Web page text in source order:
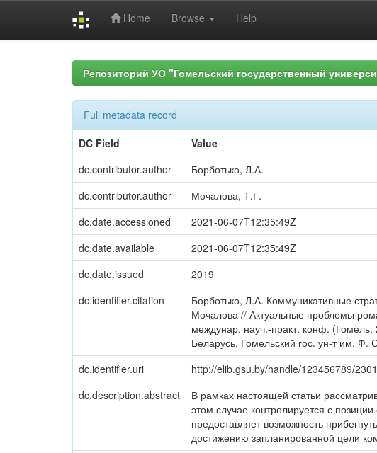
Home Browse Help
Репозиторий УО "Гомельский государственный
Full metadata record
DC Field
Value
dc.contributor.author
Борботько, Л.А.
dc.contributor.author
Мочалова, Т.Г.
dc.date.accessioned
2021-06-07T12:35:49Z
dc.date.available
2021-06-07T12:35:49Z
dc.date.issued
2019
dc.identifier.citation
Борботько, Л.А. Коммуникативные
Мочалова // Актуальные проблемы
междунар. науч.-практ. конф.
Беларусь, Гомельский гос. ун-т им.
dc.identifier.uri http://elib.gsu.by/handle/123456789/
dc.description.abstract
В рамках настоящей статьи
этом случае контролируется с
предоставляет возможность
достижению запланированной цели